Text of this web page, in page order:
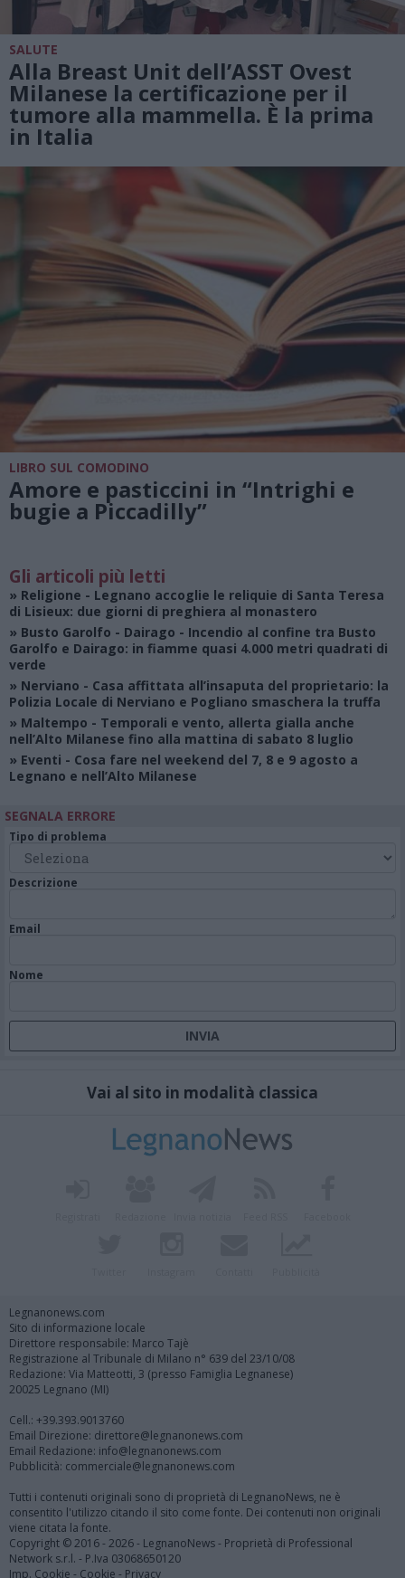
SALUTE
Alla Breast Unit dell’ASST Ovest
Milanese la certificazione per il
tumore alla mammella. È la prima
in Italia
LIBRO SUL COMODINO
Amore e pasticcini in “Intrighi e
bugie a Piccadilly”
Gli articoli più letti
» Religione - Legnano accoglie le reliquie di Santa Teresa
di Lisieux: due giorni di preghiera al monastero
» Busto Garolfo - Dairago - Incendio al confine tra Busto
Garolfo e Dairago: in fiamme quasi 4.000 metri quadrati di
verde
» Nerviano - Casa affittata all’insaputa del proprietario: la
Polizia Locale di Nerviano e Pogliano smaschera la truffa
» Maltempo - Temporali e vento, allerta gialla anche
nell’Alto Milanese fino alla mattina di sabato 8 luglio
» Eventi - Cosa fare nel weekend del 7, 8 e 9 agosto a
Legnano e nell’Alto Milanese
SEGNALA ERRORE
Tipo di problema
Descrizione
Email
Nome
Vai al sito in modalità classica
Legnanonews.com
Sito di informazione locale
Direttore responsabile: Marco Tajè
Registrazione al Tribunale di Milano n° 639 del 23/10/08
Redazione: Via Matteotti, 3 (presso Famiglia Legnanese)
20025 Legnano (MI)
Cell.: +39.393.9013760
Email Direzione: direttore@legnanonews.com
Email Redazione: info@legnanonews.com
Pubblicità: commerciale@legnanonews.com
Tutti i contenuti originali sono di proprietà di LegnanoNews, ne è
consentito l'utilizzo citando il sito come fonte. Dei contenuti non originali
viene citata la fonte.
Copyright © 2016 - 2026 - LegnanoNews - Proprietà di Professional
Network s.r.l. - P.Iva 03068650120
Imp. Cookie - Cookie - Privacy